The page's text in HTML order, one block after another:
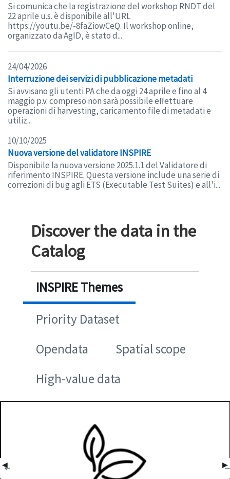
Si comunica che la registrazione del workshop RNDT del
22 aprile u.s. è disponibile all'URL
https://youtu.be/-8faZiowCeQ. Il workshop online,
organizzato da AgID, è stato d...
24/04/2026
Interruzione dei servizi di pubblicazione metadati
Si avvisano gli utenti PA che da oggi 24 aprile e fino al 4
maggio p.v. compreso non sarà possibile effettuare
operazioni di harvesting, caricamento file di metadati e
utiliz...
10/10/2025
Nuova versione del validatore INSPIRE
Disponibile la nuova versione 2025.1.1 del Validatore di
riferimento INSPIRE. Questa versione include una serie di
correzioni di bug agli ETS (Executable Test Suites) e all'i...
Discover the data in the
Catalog
INSPIRE Themes
Priority Dataset
Opendata
Spatial scope
High-value data
◀ ▶